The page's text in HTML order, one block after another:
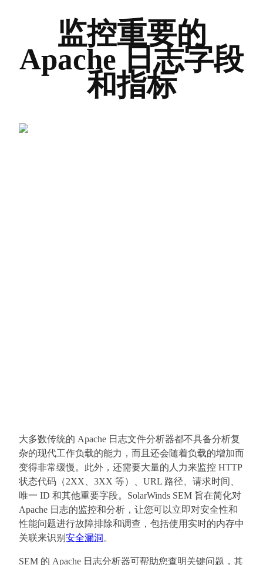
监控重要的
Apache 日志字段
和指标
大多数传统的 Apache 日志文件分析器都不具备分析复
杂的现代工作负载的能力，而且还会随着负载的增加而
变得非常缓慢。此外，还需要大量的人力来监控 HTTP
状态代码（2XX、3XX 等）、URL 路径、请求时间、
唯一 ID 和其他重要字段。SolarWinds SEM 旨在简化对
Apache 日志的监控和分析，让您可以立即对安全性和
性能问题进行故障排除和调查，包括使用实时的内存中
关联来识别 安全漏洞 。
SEM 的 Apache 日志分析器可帮助您查明关键问题，其